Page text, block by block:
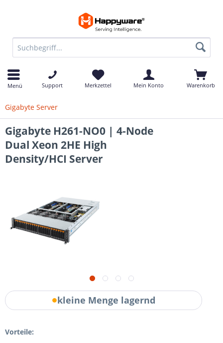
Menü Support Merkzettel Mein Konto Warenkorb
Gigabyte Server
Gigabyte H261-NO0 | 4-Node
Dual Xeon 2HE High
Density/HCI Server
kleine Menge lagernd
Vorteile: